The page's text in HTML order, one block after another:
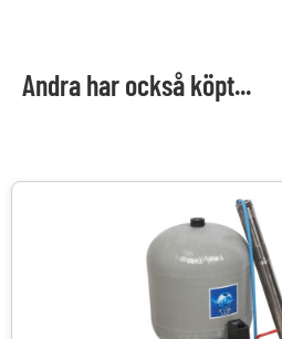
Andra har också köpt...